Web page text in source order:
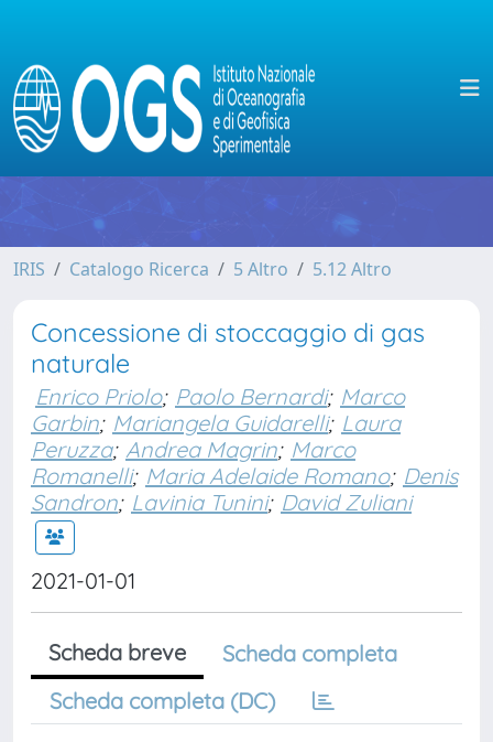
IRIS Catalogo Ricerca 5 Altro 5.12 Altro
Concessione di stoccaggio di gas
naturale
Enrico Priolo; Paolo Bernardi; Marco
Garbin; Mariangela Guidarelli; Laura
Peruzza; Andrea Magrin; Marco
Romanelli; Maria Adelaide Romano; Denis
Sandron; Lavinia Tunini; David Zuliani
2021-01-01
Scheda breve
Scheda completa
Scheda completa (DC)